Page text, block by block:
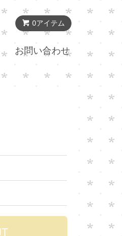
0アイテム
お問い合わせ